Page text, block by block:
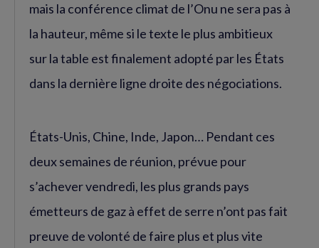
mais la conférence climat de l’Onu ne sera pas à
la hauteur, même si le texte le plus ambitieux
sur la table est finalement adopté par les États
dans la dernière ligne droite des négociations.
États-Unis, Chine, Inde, Japon… Pendant ces
deux semaines de réunion, prévue pour
s’achever vendredi, les plus grands pays
émetteurs de gaz à effet de serre n’ont pas fait
preuve de volonté de faire plus et plus vite